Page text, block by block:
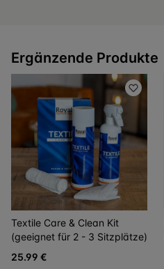
Ergänzende Produkte
Textile Care & Clean Kit
(geeignet für 2 - 3 Sitzplätze)
25.99 €